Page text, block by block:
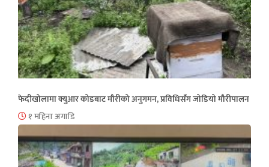
फेदीखोलामा क्युआर कोडबाट मौरीको अनुगमन, प्रविधिसँग जोडियो मौरीपालन
१ महिना अगाडि